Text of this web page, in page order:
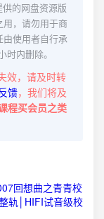
的网盘资源版
，请勿用于商
由使用者自行承
内删除。
效，请及时转
馈，我们将及
程买会员之类